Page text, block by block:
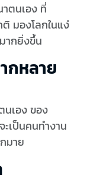
ตนเอง ที่
ติ มองโลกในแง่
ากยิ่งขึ้น
กหลาย
เอง ของ
เป็นคนทำงาน
มาย